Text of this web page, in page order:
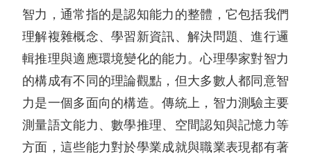
智力，通常指的是認知能力的整體，它包括我們
理解複雜概念、學習新資訊、解決問題、進行邏
輯推理與適應環境變化的能力。心理學家對智力
的構成有不同的理論觀點，但大多數人都同意智
力是一個多面向的構造。傳統上，智力測驗主要
測量語文能力、數學推理、空間認知與記憶力等
方面，這些能力對於學業成就與職業表現都有著